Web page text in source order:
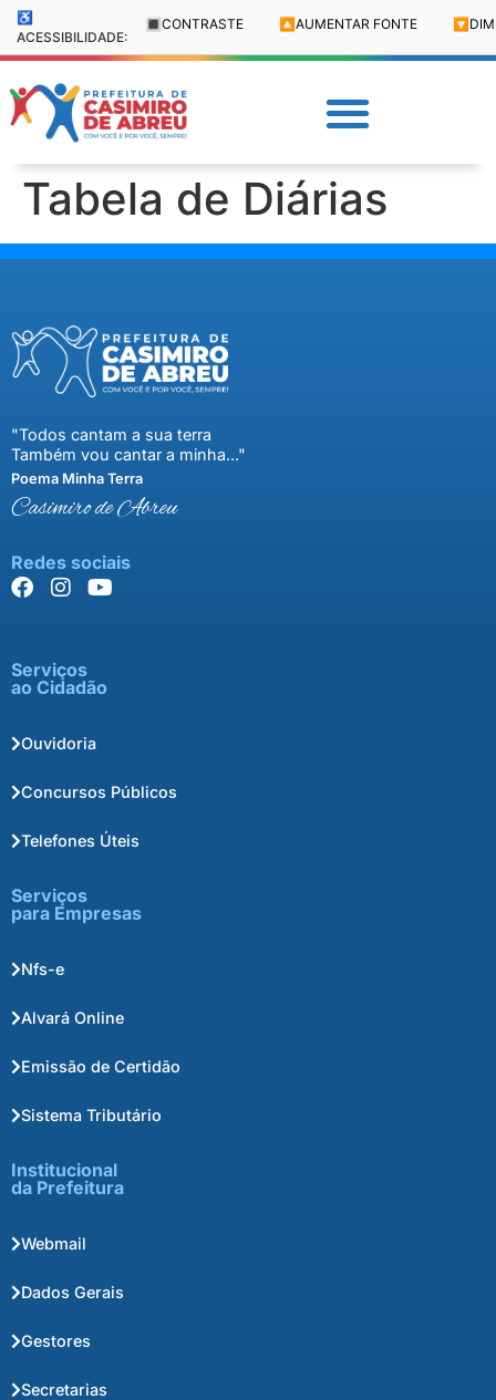
♿
ACESSIBILIDADE:
🔳 CONTRASTE 🔼 AUMENTAR FONTE 🔽
Tabela de Diárias
"Todos cantam a sua terra
Também vou cantar a minha..."
Poema Minha Terra
Casimiro de Abreu
Redes sociais
Serviços
ao Cidadão
Ouvidoria
Concursos Públicos
Telefones Úteis
Serviços
para Empresas
Nfs-e
Alvará Online
Emissão de Certidão
Sistema Tributário
Institucional
da Prefeitura
Webmail
Dados Gerais
Gestores
Secretarias